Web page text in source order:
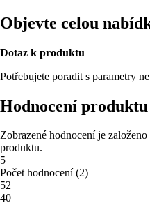
Objevte celou
Dotaz k produktu
Potřebujete poradit s parametry
Hodnocení produktu
Zobrazené hodnocení je
produktu.
5
Počet hodnocení(2)
52
40